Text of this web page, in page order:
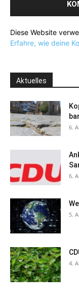
Diese Website
Erfahre, wie deine
Aktuelles
6.
6.
5.
4.